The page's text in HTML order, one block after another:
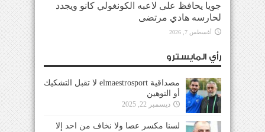
جويا يحافظ على لاعبه الكونغولي كانو ويجدد
لحارسه هادي مرتضى
أغسطس 7, 2026
رأي المايسترو
مصداقية elmaestrosport لا تقبل التشكيك
أو التوهين
ديسمبر 22, 2025
لسنا مكسر عصا ولا نخاف من احد إلا